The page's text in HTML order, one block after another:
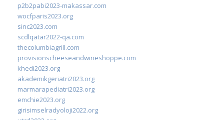
p2b2pabi2023-makassar.com
wocfparis2023.org
sinc2023.com
scdlqatar2022-qa.com
thecolumbiagrill.com
provisionscheeseandwineshoppe.com
khedi2023.org
akademikgeriatri2023.org
marmarapediatri2023.org
emchie2023.org
girisimselradyoloji2022.org